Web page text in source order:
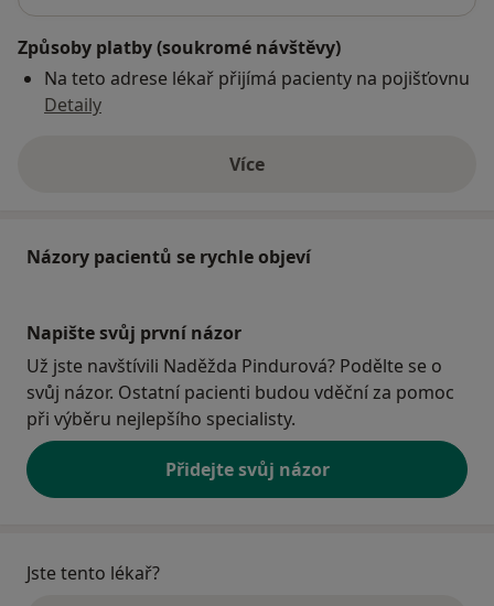
Způsoby platby (soukromé návštěvy)
Na teto adrese lékař přijímá pacienty na pojišťovnu
Detaily
Víceo adrese
Názory pacientů se rychle objeví
Napište svůj první názor
Už jste navštívili Naděžda Pindurová? Podělte se o
svůj názor. Ostatní pacienti budou vděční za pomoc
při výběru nejlepšího specialisty.
Přidejte svůj názor
Jste tento lékař?